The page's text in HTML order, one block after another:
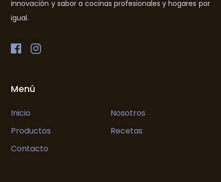
innovación y sabor a cocinas profesionales y hogares por
igual.
Menú
Inicio
Nosotros
Productos
Recetas
Contacto